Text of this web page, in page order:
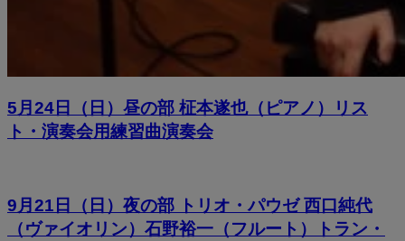
5月24日（日）昼の部 柾本遂也（ピアノ）リス
ト・演奏会用練習曲演奏会
9月21日（日）夜の部 トリオ・パウゼ 西口純代
（ヴァイオリン）石野裕一（フルート）トラン・